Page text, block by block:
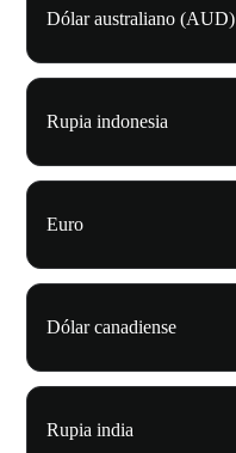
Dólar australiano (AUD)
Rupia indonesia
Euro
Dólar canadiense
Rupia india